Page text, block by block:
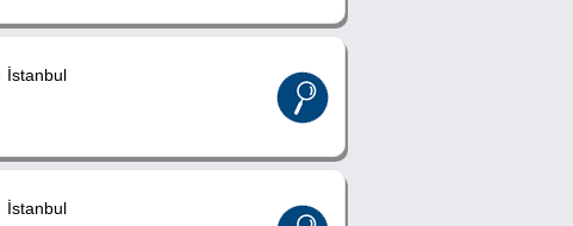
İstanbul
İstanbul